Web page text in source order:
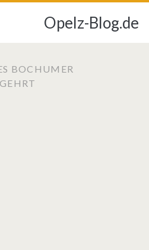
Opelz-Blog.de
BOCHUMER